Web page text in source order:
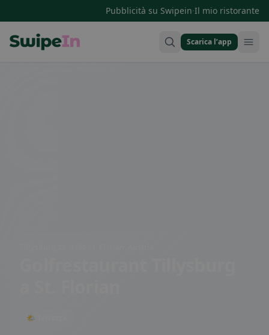
Pubblicità su Swipein·Il mio ristorante
Scarica l’app
🌤 Terrazza